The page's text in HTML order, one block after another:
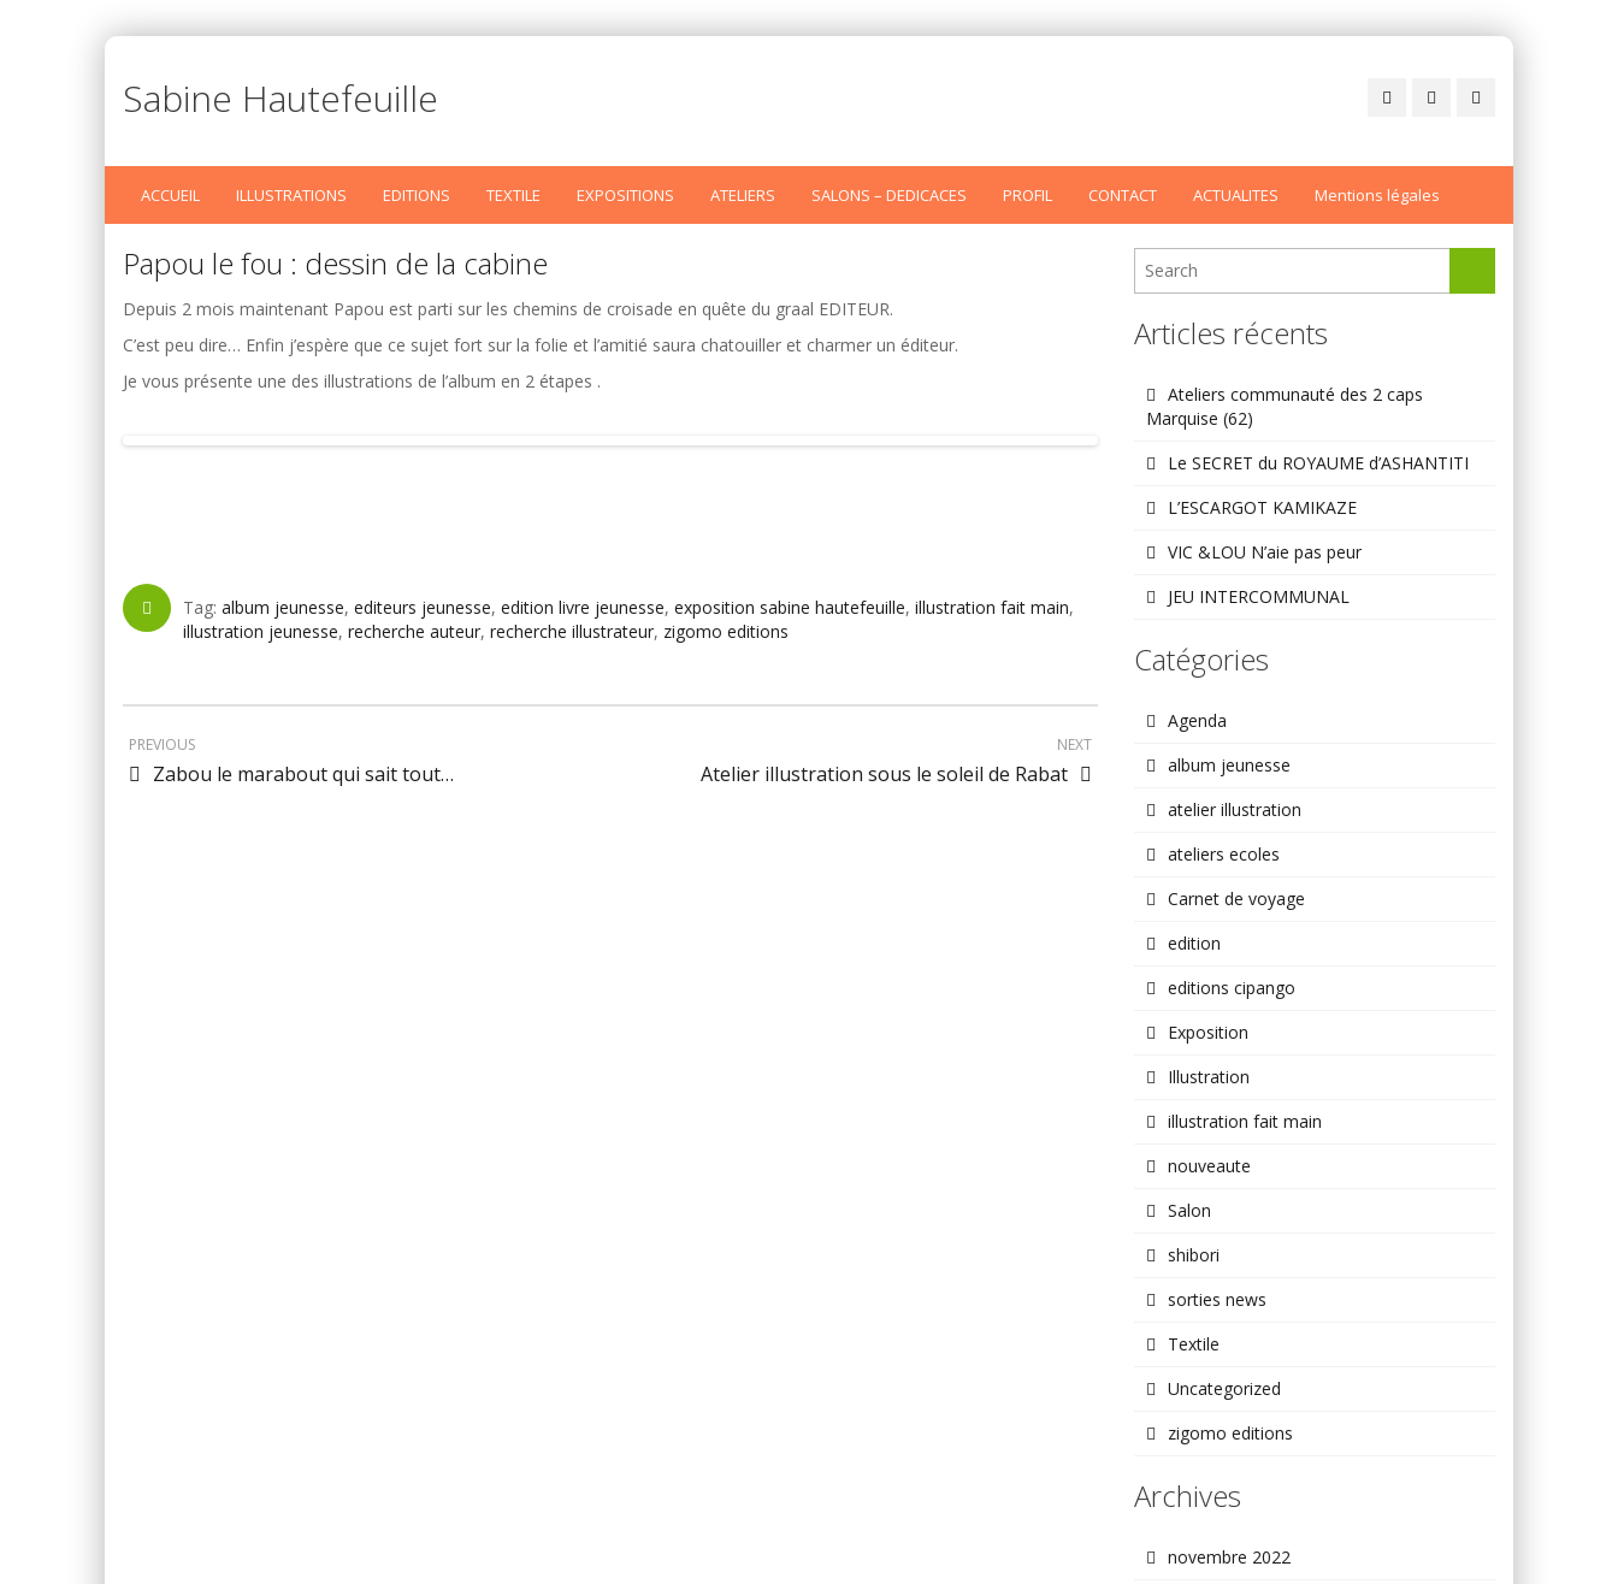
Sabine Hautefeuille
ACCUEIL ILLUSTRATIONS EDITIONS TEXTILE EXPOSITIONS ATELIERS SALONS – DEDICACES PROFIL CONTACT ACTUALITES Mentions légales
Papou le fou : dessin de la cabine
Depuis 2 mois maintenant Papou est parti sur les chemins de croisade en quête du graal EDITEUR.
C’est peu dire… Enfin j’espère que ce sujet fort sur la folie et l’amitié saura chatouiller et charmer un éditeur.
Je vous présente une des illustrations de l’album en 2 étapes .
Tag: album jeunesse, editeurs jeunesse, edition livre jeunesse, exposition sabine hautefeuille, illustration fait main,
illustration jeunesse, recherche auteur, recherche illustrateur, zigomo editions
PREVIOUS
Zabou le marabout qui sait tout…
NEXT
Atelier illustration sous le soleil de Rabat
Articles récents
Ateliers communauté des 2 caps
Marquise (62)
Le SECRET du ROYAUME d’ASHANTITI
L’ESCARGOT KAMIKAZE
VIC &LOU N’aie pas peur
JEU INTERCOMMUNAL
Catégories
Agenda
album jeunesse
atelier illustration
ateliers ecoles
Carnet de voyage
edition
editions cipango
Exposition
Illustration
illustration fait main
nouveaute
Salon
shibori
sorties news
Textile
Uncategorized
zigomo editions
Archives
novembre 2022